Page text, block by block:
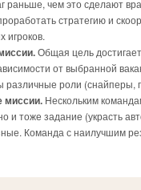
раньше, чем это сделают
стратегию и
игроков.
Общая цель
от выбранной
различные роли (снайперы,
миссии. Нескольким
и тоже задание (украсть
Команда с наилучшим